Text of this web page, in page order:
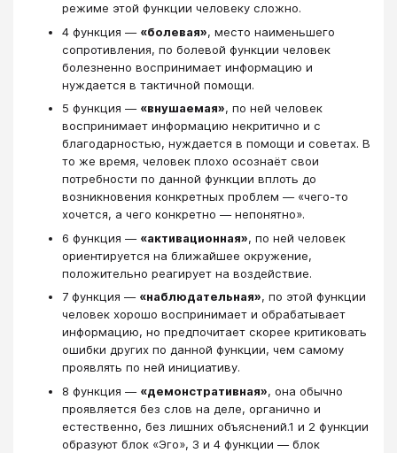
режиме этой функции человеку сложно.
4 функция — «болевая», место наименьшего
сопротивления, по болевой функции человек
болезненно воспринимает информацию и
нуждается в тактичной помощи.
5 функция — «внушаемая», по ней человек
воспринимает информацию некритично и с
благодарностью, нуждается в помощи и советах. В
то же время, человек плохо осознаёт свои
потребности по данной функции вплоть до
возникновения конкретных проблем — «чего-то
хочется, а чего конкретно — непонятно».
6 функция — «активационная», по ней человек
ориентируется на ближайшее окружение,
положительно реагирует на воздействие.
7 функция — «наблюдательная», по этой функции
человек хорошо воспринимает и обрабатывает
информацию, но предпочитает скорее критиковать
ошибки других по данной функции, чем самому
проявлять по ней инициативу.
8 функция — «демонстративная», она обычно
проявляется без слов на деле, органично и
естественно, без лишних объяснений.1 и 2 функции
образуют блок «Эго», 3 и 4 функции — блок